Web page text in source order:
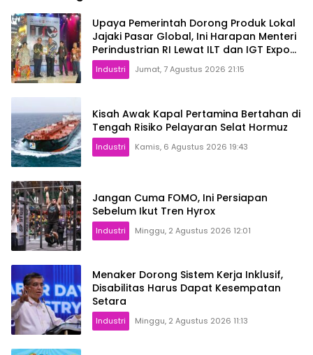
Upaya Pemerintah Dorong Produk Lokal
Jajaki Pasar Global, Ini Harapan Menteri
Perindustrian RI Lewat ILT dan IGT Expo
2026
Industri Jumat, 7 Agustus 2026 21:15
Kisah Awak Kapal Pertamina Bertahan di
Tengah Risiko Pelayaran Selat Hormuz
Industri Kamis, 6 Agustus 2026 19:43
Jangan Cuma FOMO, Ini Persiapan
Sebelum Ikut Tren Hyrox
Industri Minggu, 2 Agustus 2026 12:01
Menaker Dorong Sistem Kerja Inklusif,
Disabilitas Harus Dapat Kesempatan
Setara
Industri Minggu, 2 Agustus 2026 11:13